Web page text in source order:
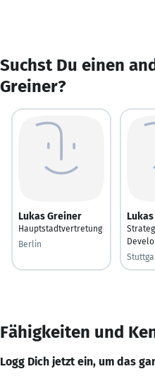
Suchst Du einen
Greiner?
Lukas Greiner
Hauptstadtvertretung
Berlin
Fähigkeiten und
Logg Dich jetzt ein, um das